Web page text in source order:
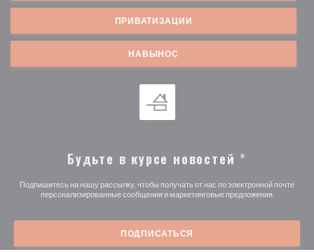
ПРИВАТИЗАЦИИ
НАВЫНОС
Будьте в курсе новостей *
Подпишитесь на нашу рассылку, чтобы получать от нас по электронной почте
персонализированные сообщения и маркетинговые предложения.
ПОДПИСАТЬСЯ